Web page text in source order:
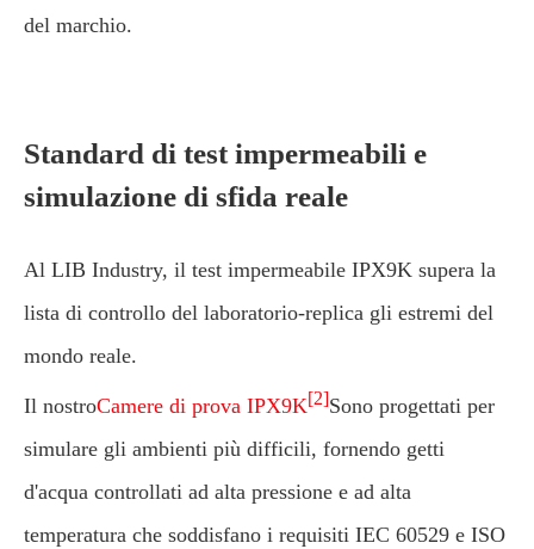
del marchio.
Standard di test impermeabili e
simulazione di sfida reale
Al LIB Industry, il test impermeabile IPX9K supera la
lista di controllo del laboratorio-replica gli estremi del
mondo reale.
Il nostroCamere di prova IPX9K[2]Sono progettati per
simulare gli ambienti più difficili, fornendo getti
d'acqua controllati ad alta pressione e ad alta
temperatura che soddisfano i requisiti IEC 60529 e ISO